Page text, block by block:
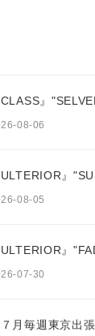
CLASS』
08-06
ULTERIOR』
08-05
ULTERIOR』
07-30
７月毎週東京出